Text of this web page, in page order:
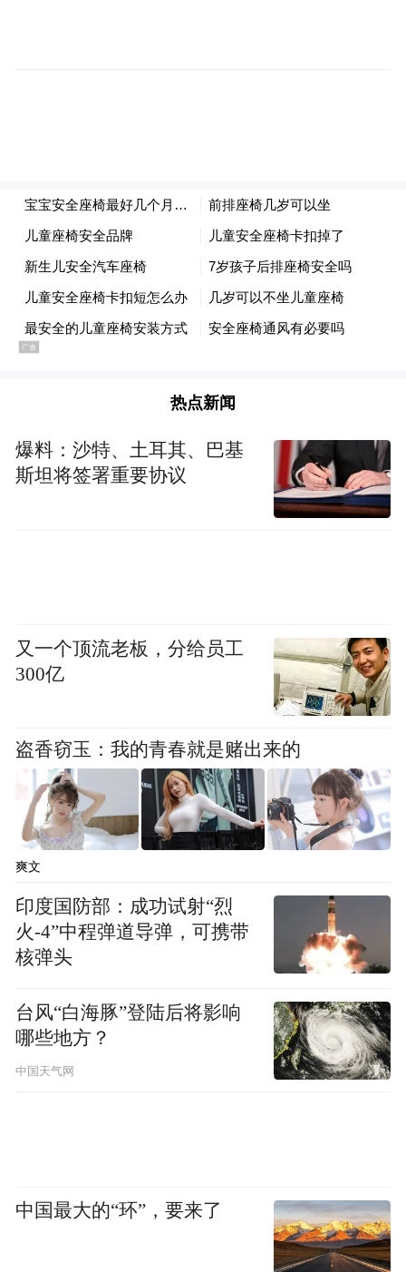
产业深耕：“一厘米宽、一公里深”，筑牢全
旗舰店的焕新底气，源于好想你34年深耕红
枣产业的匠心积淀。作为“红枣第一股”，品
念。
在产品创新上，好想你实现红枣品类的多元
化突破，从基础原枣到免洗、去核、三蒸三
制等精细化产品，再到黑金枣等高端品类，
持续挖掘红枣的健康价值；同时依托“食药同
源”理念，推出红枣搭配枸杞、燕窝、阿胶的
滋养系列，适配养生消费趋势。在品质管控
上，从田间地头的原料筛选到生产车间的工
艺打磨，全程坚守标准化流程，门店鲜制区
“当天现做、零添加”的承诺，正是全链条品
不仅占据红枣行业龙头地位，更积累了从供
应链到品牌力的核心竞争力，为此次品牌焕
新奠定坚实基础。
热点新闻
爆料：沙特、土耳其、巴基
斯坦将签署重要协议
又一个顶流老板，分给员工
300亿
盗香窃玉：我的青春就是赌出来的
爽文
印度国防部：成功试射“烈
火-4”中程弹道导弹，可携带
核弹头
台风“白海豚”登陆后将影响
哪些地方？
中国天气网
中国最大的“环”，要来了